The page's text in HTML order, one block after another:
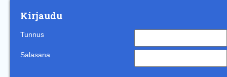
Kirjaudu
Tunnus
Salasana